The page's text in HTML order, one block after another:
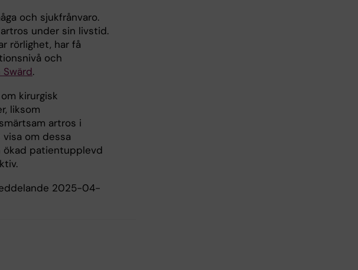
och sjukfrånvaro.
under sin livstid.
rörlighet, har få
och
Swärd.
kirurgisk
liksom
artros i
om dessa
ökad patientupplevd
2025-04-